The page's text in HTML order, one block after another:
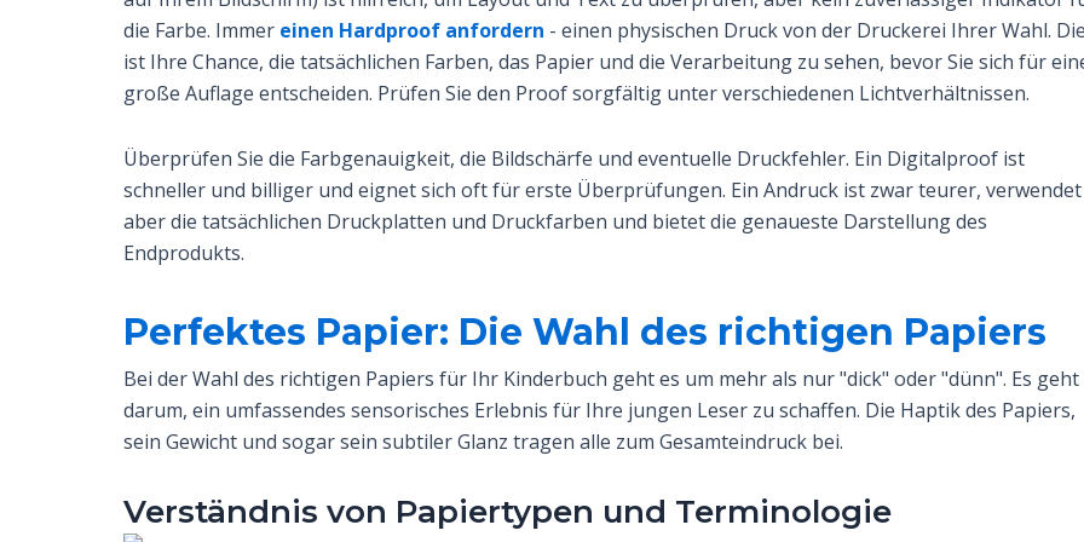
die Farbe. Immer einen Hardproof anfordern - einen physischen Druck von der Druckerei Ihrer Wahl.
ist Ihre Chance, die tatsächlichen Farben, das Papier und die Verarbeitung zu sehen, bevor Sie sich für
große Auflage entscheiden. Prüfen Sie den Proof sorgfältig unter verschiedenen Lichtverhältnissen.
Überprüfen Sie die Farbgenauigkeit, die Bildschärfe und eventuelle Druckfehler. Ein Digitalproof ist
schneller und billiger und eignet sich oft für erste Überprüfungen. Ein Andruck ist zwar teurer, verwendet
aber die tatsächlichen Druckplatten und Druckfarben und bietet die genaueste Darstellung des
Endprodukts.
Perfektes Papier: Die Wahl des richtigen Papiers
Bei der Wahl des richtigen Papiers für Ihr Kinderbuch geht es um mehr als nur "dick" oder "dünn". Es geht
darum, ein umfassendes sensorisches Erlebnis für Ihre jungen Leser zu schaffen. Die Haptik des Papiers,
sein Gewicht und sogar sein subtiler Glanz tragen alle zum Gesamteindruck bei.
Verständnis von Papiertypen und Terminologie